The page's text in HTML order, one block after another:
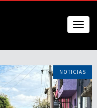
NOTICIAS